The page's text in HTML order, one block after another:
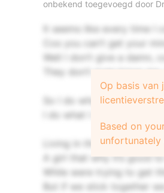
onbekend toegevoegd door
It seems like every time I
Cos you can’t get your
Well I don’t give a
They don’t even know
So I do what I gotta do,
I do what I gotta do, I’m
Living in the city, it can
A girl that why it’s good
While were trying to get
But if we stick together
Op basis van
Based on